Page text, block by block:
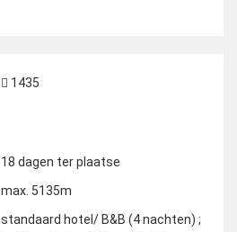
1435
18 dagen ter plaatse
max. 5135m
standaard hotel/ B&B (4 nachten) ;